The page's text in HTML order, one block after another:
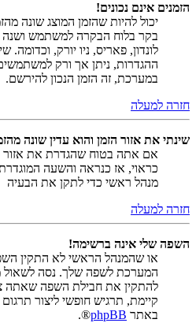
הזמנים אינם נכונים!
יכול להיות שהזמן המוצג שונה
בקר בלוח הבקרה למשתמש ושנה
לונדון, פאריס, ניו יורק, וכדומה.
ההגדרות, ניתן אך ורק
במערכת, זה הזמן הנכון להירשם.
חזרה למעלה
שינתי את אזור הזמן והוא עדין שונה
אם אתה בטוח שהגדרת את אזור
כראוי, אז כנראה והשעה
מנהל ראשי כדי לתקן את הבעיה
חזרה למעלה
השפה שלי אינה ברשימה!
או שהמנהל הראשי לא התקין
המערכת לשפה שלך. נסה לשאול
להתקין את חבילת השפה שאתה
קיימת, תרגיש חופשי ליצור
באתר phpBB
®.